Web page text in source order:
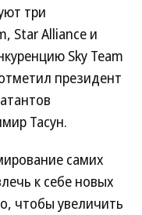
три
Star Alliance и
Sky Team
президент
Тасун.
самих
к себе новых
чтобы увеличить